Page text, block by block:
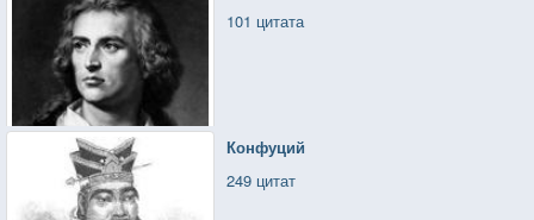
101 цитата
Конфуций
249 цитат